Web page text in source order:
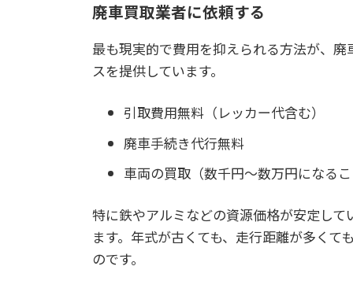
廃車買取業者に依頼する
最も現実的で費用を抑えられる方法が、
スを提供しています。
引取費用無料（レッカー代含む）
廃車手続き代行無料
車両の買取（数千円〜数万円になる
特に鉄やアルミなどの資源価格が安定し
ます。年式が古くても、走行距離が多く
のです。